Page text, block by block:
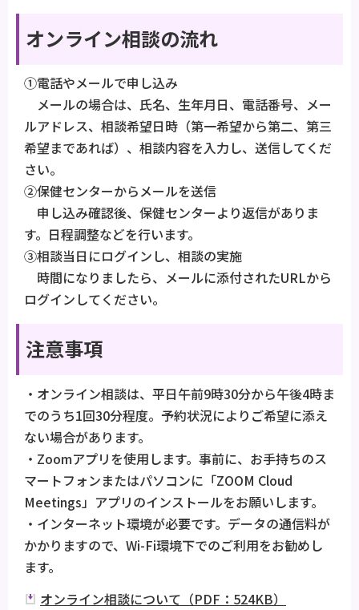
オンライン相談の流れ
①電話やメールで申し込み
メールの場合は、氏名、生年月日、電話番号、メー
ルアドレス、相談希望日時（第一希望から第二、第三
希望まであれば）、相談内容を入力し、送信してくだ
さい。
②保健センターからメールを送信
申し込み確認後、保健センターより返信がありま
す。日程調整などを行います。
③相談当日にログインし、相談の実施
時間になりましたら、メールに添付されたURLから
ログインしてください。
注意事項
・オンライン相談は、平日午前9時30分から午後4時ま
でのうち1回30分程度。予約状況によりご希望に添え
ない場合があります。
・Zoomアプリを使用します。事前に、お手持ちのス
マートフォンまたはパソコンに「ZOOM Cloud
Meetings」アプリのインストールをお願いします。
・インターネット環境が必要です。データの通信料が
かかりますので、Wi-Fi環境下でのご利用をお勧めし
ます。
オンライン相談について（PDF：524KB）